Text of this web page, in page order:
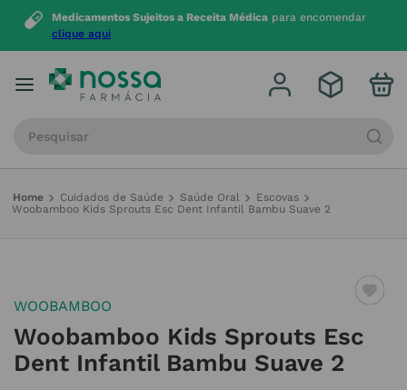
Medicamentos Sujeitos a Receita Médica para encomendar
clique aqui
Cuidados de Saúde Saúde Oral
Escovas
Woobamboo Kids Sprouts Esc Dent Infantil Bambu Suave 2
WOOBAMBOO
Woobamboo Kids Sprouts Esc
Dent Infantil Bambu Suave 2